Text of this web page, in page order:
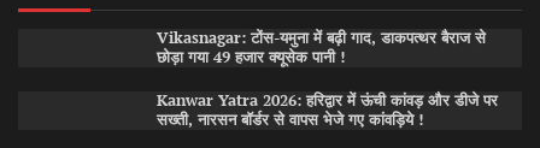
Vikasnagar: टोंस-यमुना में बढ़ी गाद, डाकपत्थर बैराज से
छोड़ा गया 49 हजार क्यूसेक पानी !
Kanwar Yatra 2026: हरिद्वार में ऊंची कांवड़ और डीजे पर
सख्ती, नारसन बॉर्डर से वापस भेजे गए कांवड़िये !